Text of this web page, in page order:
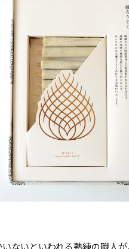
ないといわれる熟練の職人